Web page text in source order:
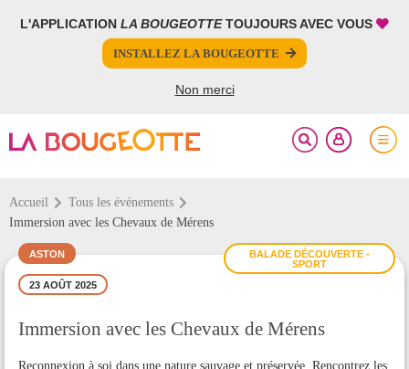
L'APPLICATION LA BOUGEOTTETOUJOURS AVEC VOUS
INSTALLEZ LA BOUGEOTTE
Non merci
Accueil
Tous les événements
Immersion avec les Chevaux de Mérens
BALADE DÉCOUVERTE -
SPORT
ASTON
23 AOÛT 2025
Immersion avec les Chevaux de Mérens
Reconnexion à soi dans une nature sauvage et préservée. Rencontrez les
FERMER
PARTAGER
FERMER
Votre inscription à la newsletter a été effectuée.